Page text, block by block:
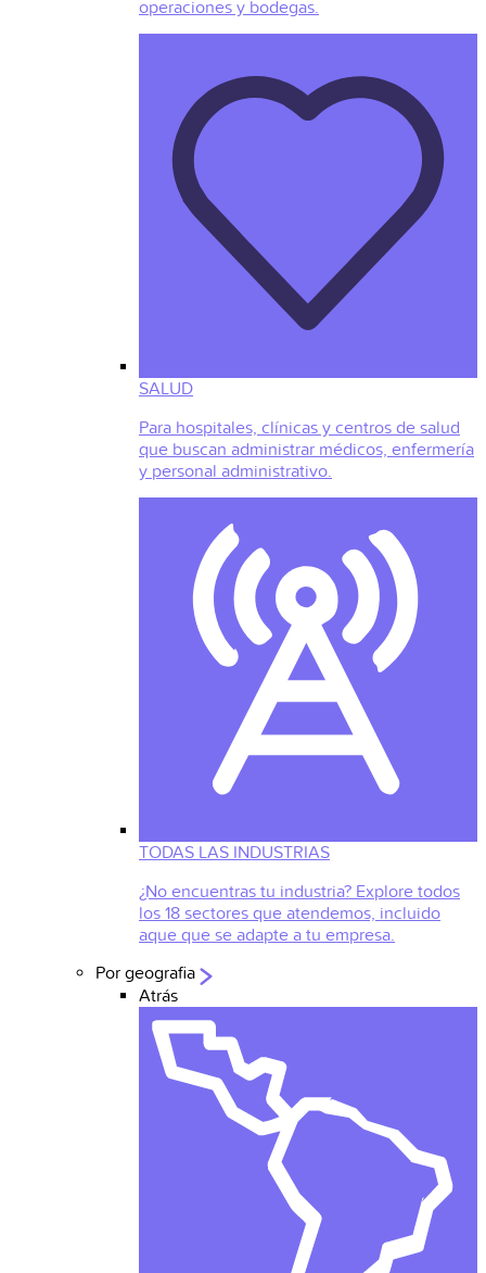
operaciones y bodegas.
SALUD
Para hospitales, clínicas y centros de salud
que buscan administrar médicos, enfermería
y personal administrativo.
TODAS LAS INDUSTRIAS
¿No encuentras tu industria? Explore todos
los 18 sectores que atendemos, incluido
aque que se adapte a tu empresa.
Por geografia
Atrás